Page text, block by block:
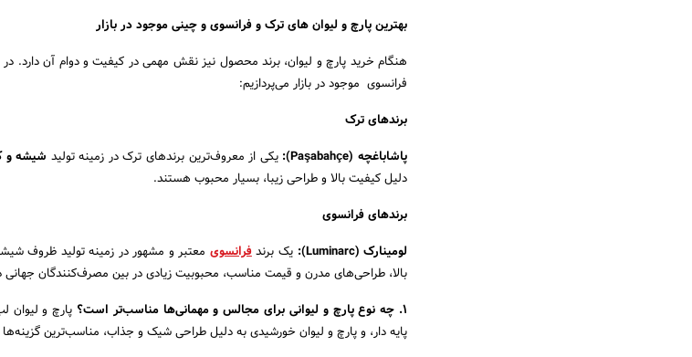
بهترین پارچ و لیوان های ترک و فرانسوی و چینی موجود در بازار
هنگام خرید پارچ و لیوان، برند محصول نیز نقش مهمی در کیفیت و دوام آن دارد. در
فرانسوی موجود در بازار می‌پردازیم:
برندهای ترک
پاشاباغچه (Paşabahçe):
یکی از معروف‌ترین برندهای ترک در زمینه تولید شیشه و
دلیل کیفیت بالا و طراحی زیبا، بسیار محبوب هستند.
برندهای فرانسوی
لومینارک (Luminarc):
یک برندفرانسوی معتبر و مشهور در زمینه تولید ظروف
بالا، طراحی‌های مدرن و قیمت مناسب، محبوبیت زیادی در بین مصرف‌کنندگان جهانی
1. چه نوع پارچ و لیوانی برای مجالس و مهمانی‌ها مناسب‌تر است؟
پارچ و لیوان
پایه دار، و پارچ و لیوان خورشیدی به دلیل طراحی شیک و جذاب، مناسب‌ترین